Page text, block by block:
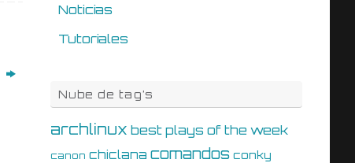
Noticias
Tutoriales
Nube de tag’s
archlinux best plays of the week
canon chiclana comandos conky